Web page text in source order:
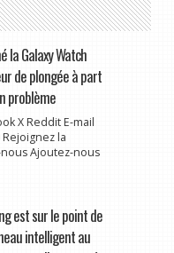
la Galaxy Watch
de plongée à part
problème
X Reddit E-mail
la
Ajoutez-nous
est sur le point de
intelligent au